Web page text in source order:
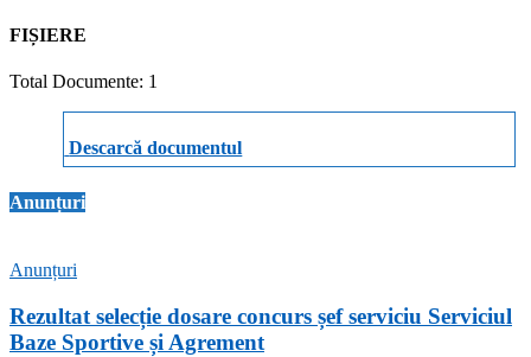
FIȘIERE
Total Documente: 1
Descarcă documentul
Anunțuri
Anunțuri
Rezultat selecție dosare concurs șef serviciu Serviciul
Baze Sportive și Agrement